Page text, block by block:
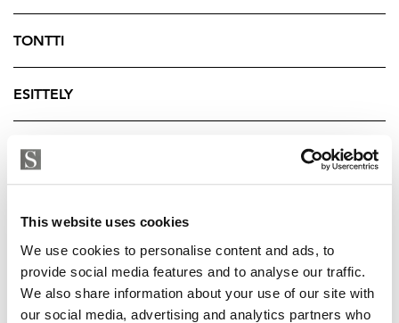
This website uses cookies
We use cookies to personalise content and ads, to
provide social media features and to analyse our traffic.
We also share information about your use of our site with
our social media, advertising and analytics partners who
sen jälkeen mm. käyttövesiputket, viemärit ja sähköjä
uusittu.
avokeittiön saarekkeella sekä olohuoneen, johon
mahtuu hienosti suurempikin ruokaryhmä. Tämä
pohjaratkaisu onkin erityisen toimiva, yhteiset tilat
ovat lähekkäin ilman tiloja erottelevia ovia, joten
askareiden lomassa. Alakerrassa sijaitsee lisäksi
päämakuuhuone, erillinen wc/kodinhoitotila ja
vaatehuone. Yläkerta muovautuu erityisen tilavan
aulan/takkahuoneen ympärille, josta on käynti myös
parvekkeelle. Täältä löydät lisäksi kaksi reilun kokoista
TONTTI
ESITTELY
YRITYKSEN TIEDOT